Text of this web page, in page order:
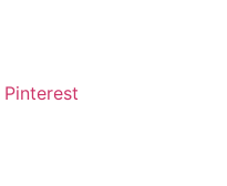
Pinterest